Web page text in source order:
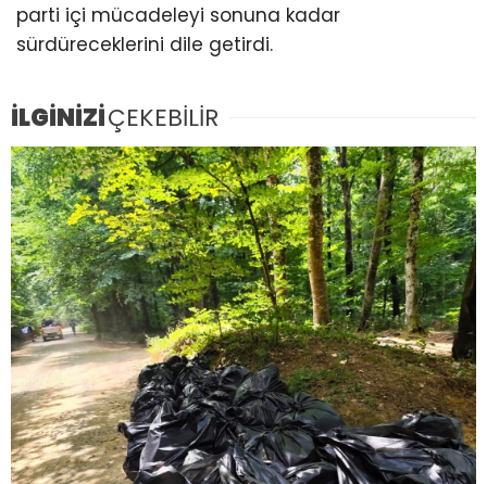
parti içi mücadeleyi sonuna kadar
sürdüreceklerini dile getirdi.
İLGİNİZİÇEKEBİLİR